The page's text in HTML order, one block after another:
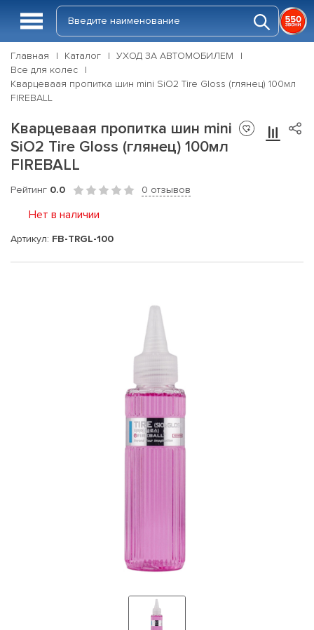
Главная Каталог
УХОД ЗА АВТОМОБИЛЕМ
Все для колес
Кварцеваая пропитка шин mini SiO2 Tire Gloss (глянец) 100мл
FIREBALL
Кварцеваая пропитка шин mini
SiO2 Tire Gloss (глянец) 100мл
FIREBALL
Рейтинг 0.0 0 отзывов
Нет в наличии
Артикул: FB-TRGL-100